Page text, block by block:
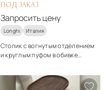
ПОД ЗАКАЗ
Запросить цену
Longhi Италия
Столик с вогнутым отделением
и круглым пуфом в обивке
арт-деко